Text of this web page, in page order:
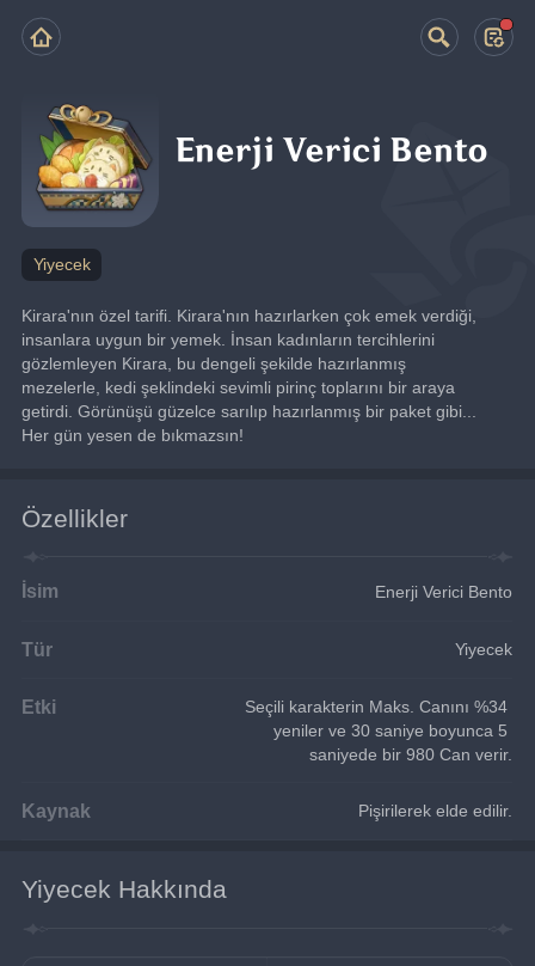
Enerji Verici Bento
Yiyecek
Kirara'nın özel tarifi. Kirara'nın hazırlarken çok emek verdiği,
insanlara uygun bir yemek. İnsan kadınların tercihlerini
gözlemleyen Kirara, bu dengeli şekilde hazırlanmış
mezelerle, kedi şeklindeki sevimli pirinç toplarını bir araya
getirdi. Görünüşü güzelce sarılıp hazırlanmış bir paket gibi...
Her gün yesen de bıkmazsın!
Özellikler
İsim Enerji Verici Bento
Tür Yiyecek
Etki
Seçili karakterin Maks. Canını %34
yeniler ve 30 saniye boyunca 5
saniyede bir 980 Can verir.
Kaynak Pişirilerek elde edilir.
Yiyecek Hakkında